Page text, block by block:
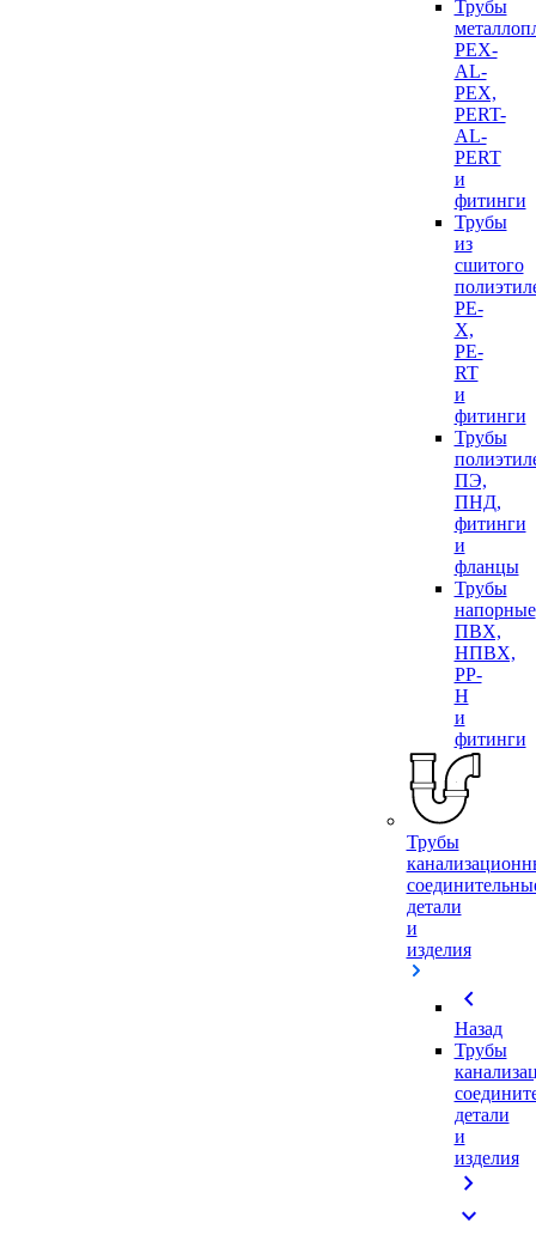
Трубы
PEX-
AL-
PEX,
PERT-
AL-
PERT
и
фитинги
Трубы
из
сшитого
PE-
X,
PE-
RT
и
фитинги
Трубы
ПЭ,
ПНД,
фитинги
и
фланцы
Трубы
напорные
ПВХ,
НПВХ,
PP-
H
и
фитинги
Трубы
детали
и
изделия
chevron_left
Назад
Трубы
детали
и
изделия
chevron_right
expand_more